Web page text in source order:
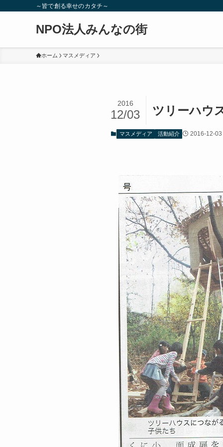
～皆で創る幸せのカタチ～
NPO法人みんなの街
ホーム マスメディア
ツリーハウ
2016
12/03
マスメディア 活動紹介 2016-12-03